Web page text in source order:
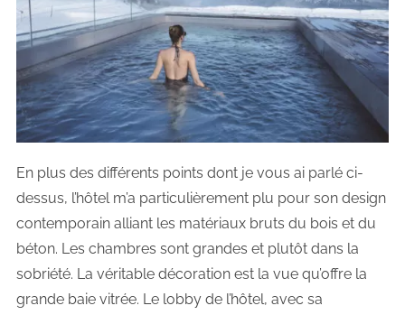
En plus des différents points dont je vous ai parlé ci-
dessus, l’hôtel m’a particulièrement plu pour son design
contemporain alliant les matériaux bruts du bois et du
béton. Les chambres sont grandes et plutôt dans la
sobriété. La véritable décoration est la vue qu’offre la
grande baie vitrée. Le lobby de l’hôtel, avec sa